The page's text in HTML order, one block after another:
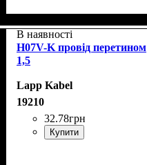
В наявності
H07V-K провід перетином
1,5
Lapp Kabel
19210
32.78грн
Купити